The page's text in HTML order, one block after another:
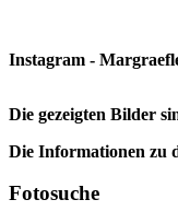
Instagram -
Die gezeigten Bilder
Die Informationen zu
Fotosuche